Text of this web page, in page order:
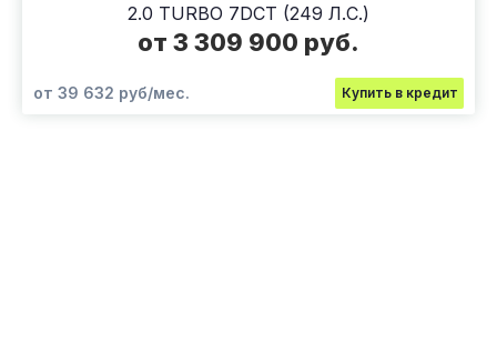
2.0 TURBO 7DCT (249 Л.С.)
от 3 309 900 руб.
от 39 632 руб/мес. Купить в кредит